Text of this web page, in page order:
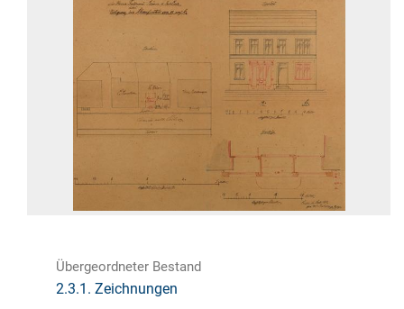
Übergeordneter Bestand
2.3.1. Zeichnungen